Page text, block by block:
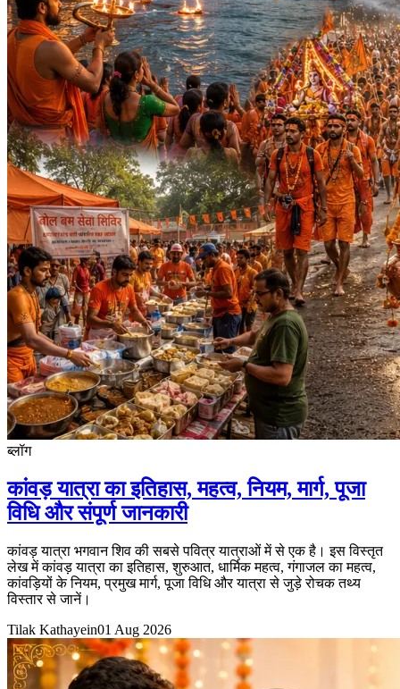
ब्लॉग
कांवड़ यात्रा का इतिहास, महत्व, नियम, मार्ग, पूजा
विधि और संपूर्ण जानकारी
कांवड़ यात्रा भगवान शिव की सबसे पवित्र यात्राओं में से एक है। इस विस्तृत
लेख में कांवड़ यात्रा का इतिहास, शुरुआत, धार्मिक महत्व, गंगाजल का महत्व,
कांवड़ियों के नियम, प्रमुख मार्ग, पूजा विधि और यात्रा से जुड़े रोचक तथ्य
विस्तार से जानें।
Tilak Kathayein01 Aug 2026